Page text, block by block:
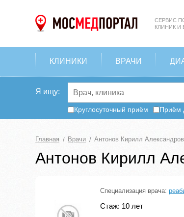
СЕРВИС
КЛИНИК И
КЛИНИКИ ВРАЧИ
Я ищу:
Круглосуточный приём Приём
Главная Врачи Антонов Кирилл
Антонов Кирилл
Специализация врача:
Стаж: 10 лет